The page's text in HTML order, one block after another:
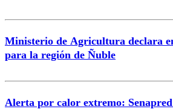
Ministerio de Agricultura declara
para la región de Ñuble
Alerta por calor extremo: